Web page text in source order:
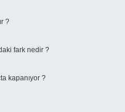
?
fark nedir ?
kapanıyor ?